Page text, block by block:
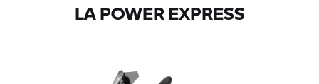
LA POWER EXPRESS